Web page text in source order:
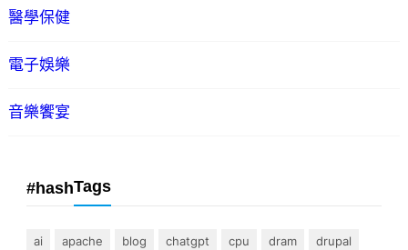
醫學保健
電子娛樂
音樂饗宴
#hashTags
ai apache blog chatgpt cpu dram
drupal